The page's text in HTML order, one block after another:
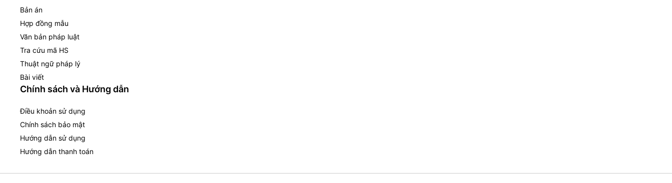
Bản án
Hợp đồng mẫu
Văn bản pháp luật
Tra cứu mã HS
Thuật ngữ pháp lý
Bài viết
Chính sách và Hướng dẫn
Điều khoản sử dụng
Chính sách bảo mật
Hướng dẫn sử dụng
Hướng dẫn thanh toán